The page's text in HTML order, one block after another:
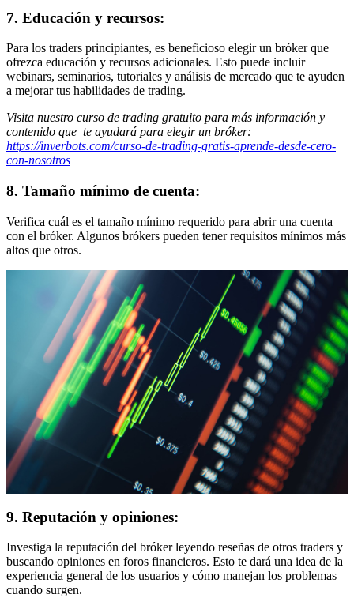
7. Educación y recursos:
Para los traders principiantes, es beneficioso elegir un bróker que
ofrezca educación y recursos adicionales. Esto puede incluir
webinars, seminarios, tutoriales y análisis de mercado que te ayuden
a mejorar tus habilidades de trading.
Visita nuestro curso de trading gratuito para más información y
contenido que te ayudará para elegir un bróker:
https://inverbots.com/curso-de-trading-gratis-aprende-desde-cero-
con-nosotros
8. Tamaño mínimo de cuenta:
Verifica cuál es el tamaño mínimo requerido para abrir una cuenta
con el bróker. Algunos brókers pueden tener requisitos mínimos más
altos que otros.
9. Reputación y opiniones:
Investiga la reputación del bróker leyendo reseñas de otros traders y
buscando opiniones en foros financieros. Esto te dará una idea de la
experiencia general de los usuarios y cómo manejan los problemas
cuando surgen.